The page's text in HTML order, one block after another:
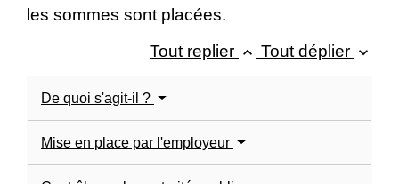
les sommes sont placées.
Tout replier keyboard_arrow_up Tout déplier keyboard_arrow_down
De quoi s'agit-il ?
Mise en place par l'employeur